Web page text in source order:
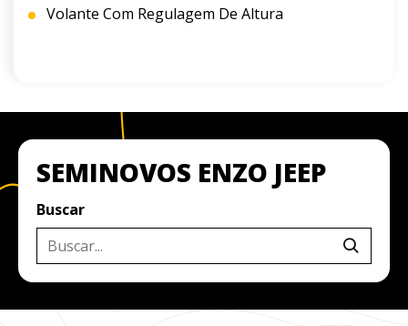
Volante Com Regulagem De Altura
SEMINOVOS ENZO JEEP
Buscar